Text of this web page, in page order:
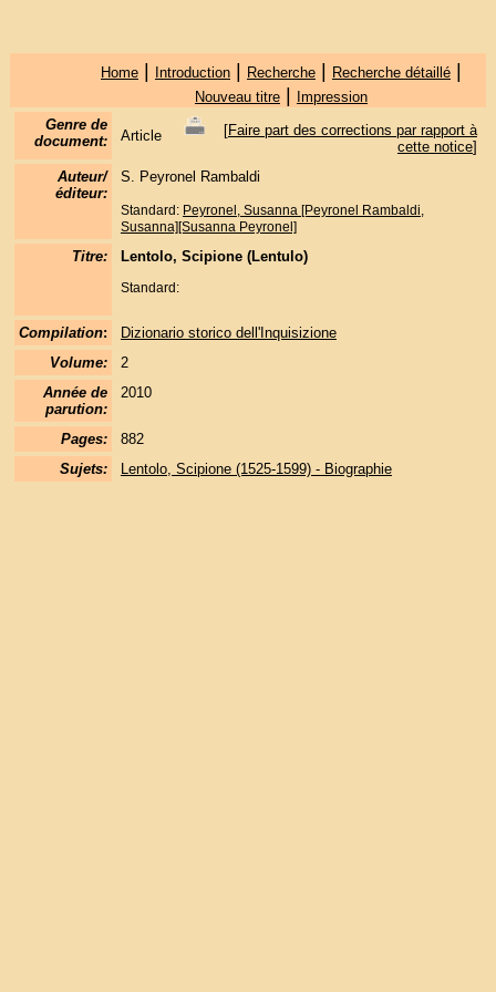
Home| Introduction| Recherche| Recherche détaillé|
Nouveau titre|
Impression
Genre de
document:
Article [Faire part des corrections par rapport à
cette notice]
Auteur/
éditeur:
S. Peyronel Rambaldi
Standard: Peyronel, Susanna [Peyronel Rambaldi,
Susanna][Susanna Peyronel]
Titre: Lentolo, Scipione (Lentulo)
Standard:
Compilation:
Dizionario storico dell'Inquisizione
Volume:
2
Année de
parution:
2010
Pages:
882
Sujets:
Lentolo, Scipione (1525-1599) - Biographie